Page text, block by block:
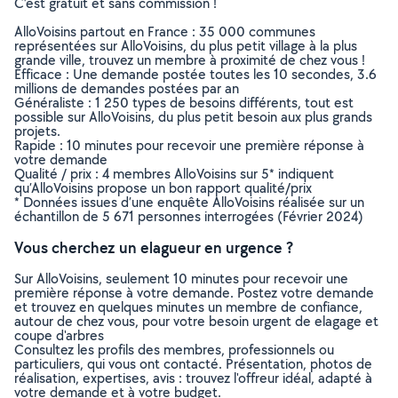
AlloVoisins partout en France : 35 000 communes
représentées sur AlloVoisins, du plus petit village à la plus
grande ville, trouvez un membre à proximité de chez vous !
Efficace : Une demande postée toutes les 10 secondes, 3.6
millions de demandes postées par an
Généraliste : 1 250 types de besoins différents, tout est
possible sur AlloVoisins, du plus petit besoin aux plus grands
projets.
Rapide : 10 minutes pour recevoir une première réponse à
votre demande
Qualité / prix : 4 membres AlloVoisins sur 5* indiquent
qu’AlloVoisins propose un bon rapport qualité/prix
* Données issues d’une enquête AlloVoisins réalisée sur un
échantillon de 5 671 personnes interrogées (Février 2024)
Vous cherchez un elagueur en urgence ?
Sur AlloVoisins, seulement 10 minutes pour recevoir une
première réponse à votre demande. Postez votre demande
et trouvez en quelques minutes un membre de confiance,
autour de chez vous, pour votre besoin urgent de elagage et
coupe d'arbres
Consultez les profils des membres, professionnels ou
particuliers, qui vous ont contacté. Présentation, photos de
réalisation, expertises, avis : trouvez l'offreur idéal, adapté à
votre demande et à votre budget.